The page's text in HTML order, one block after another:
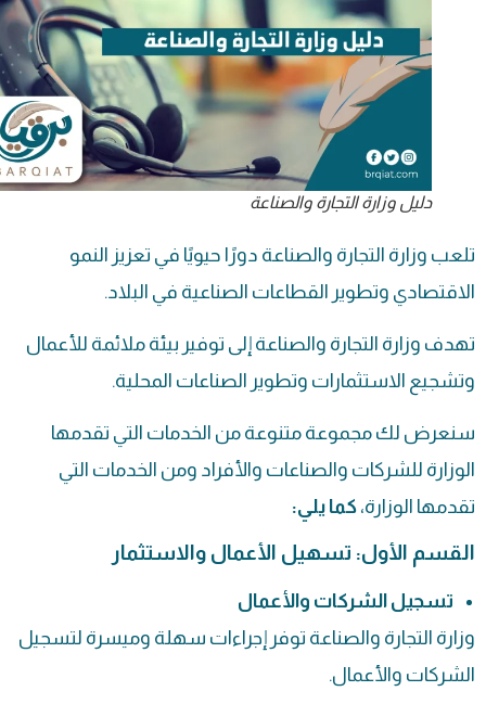
دليل وزارة التجارة والصناعة
تلعب وزارة التجارة والصناعة دورًا حيويًا في تعزيز النمو
الاقتصادي وتطوير القطاعات الصناعية في البلاد.
تهدف وزارة التجارة والصناعة إلى توفير بيئة ملائمة للأعمال
وتشجيع الاستثمارات وتطوير الصناعات المحلية.
سنعرض لك مجموعة متنوعة من الخدمات التي تقدمها
الوزارة للشركات والصناعات والأفراد ومن الخدمات التي
تقدمها الوزارة، كما يلي:
القسم الأول: تسهيل الأعمال والاستثمار
تسجيل الشركات والأعمال
وزارة التجارة والصناعة توفر إجراءات سهلة وميسرة لتسجيل
الشركات والأعمال.